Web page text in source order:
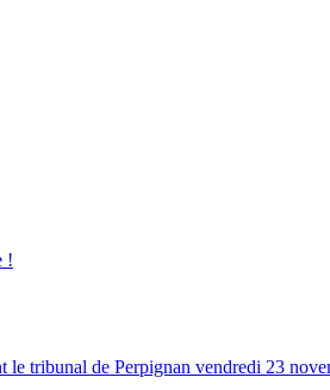
!
le tribunal de Perpignan vendredi 23